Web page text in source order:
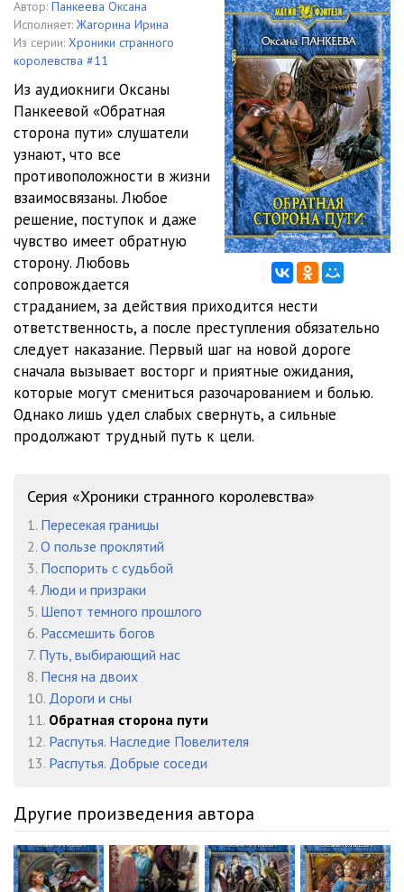
006 12:04
007 12:09
11:07
009 11:05
010 14:19
011 12:08
012 12:27
013 10:42
014
015 10:00
016
017 12:13
018
020
021
022
023
024
025
026
027
029 08:58
030 09:46
Автор: Панкеева Оксана
Исполняет: Жагорина Ирина
Из серии: Хроники странного
королевства #11
Из аудиокниги Оксаны
Панкеевой «Обратная
сторона пути» слушатели
узнают, что все
противоположности в жизни
взаимосвязаны. Любое
решение, поступок и даже
чувство имеет обратную
сторону. Любовь
сопровождается
страданием, за действия приходится нести
ответственность, а после преступления обязательно
следует наказание. Первый шаг на новой дороге
сначала вызывает восторг и приятные ожидания,
которые могут смениться разочарованием и болью.
Однако лишь удел слабых свернуть, а сильные
продолжают трудный путь к цели.
Серия «Хроники странного королевства»
1. Пересекая границы
2. О пользе проклятий
3. Поспорить с судьбой
4. Люди и призраки
5. Шепот темного прошлого
6. Рассмешить богов
7. Путь, выбирающий нас
8. Песня на двоих
10. Дороги и сны
11. Обратная сторона пути
12. Распутья. Наследие Повелителя
13. Распутья. Добрые соседи
Другие произведения автора